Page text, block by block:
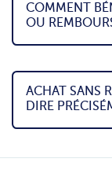
COMMENT
OU
ACHAT SANS
DIRE